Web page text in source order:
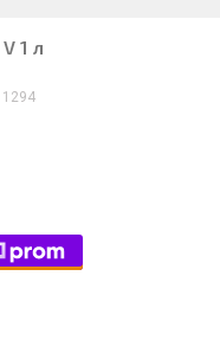
1 л
1294